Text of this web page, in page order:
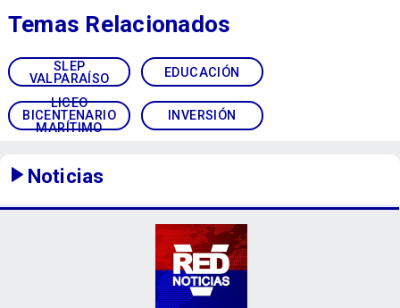
SLEP
VALPARAÍSO
EDUCACIÓN
LICEO
BICENTENARIO
MARÍTIMO
INVERSIÓN
Temas Relacionados
Noticias